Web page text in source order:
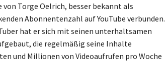
Torge Oelrich, besser bekannt als
Abonnentenzahl auf YouTube verbunden.
hat er sich mit seinen unterhaltsamen
die regelmäßig seine Inhalte
und Millionen von Videoaufrufen pro Woche